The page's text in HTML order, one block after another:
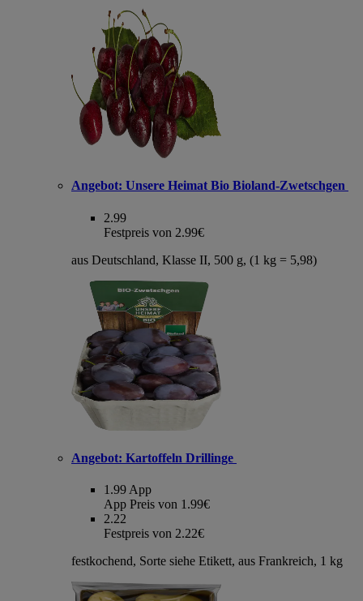
Angebot: Unsere Heimat Bio Bioland-Zwetschgen
2.99
Festpreis von 2.99€
aus Deutschland, Klasse II, 500 g, (1 kg = 5,98)
Angebot: Kartoffeln Drillinge
1.99 App
App Preis von 1.99€
2.22
Festpreis von 2.22€
festkochend, Sorte siehe Etikett, aus Frankreich, 1 kg